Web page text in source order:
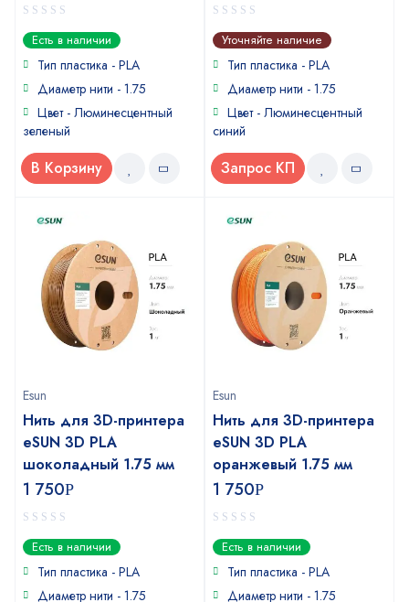
0
out
of
Есть в наличии
Тип пластика - PLA
Диаметр нити - 1.75
Цвет - Люминесцентный
зеленый
В Корзину
0
out
of
Уточняйте наличие
Тип пластика - PLA
Диаметр нити - 1.75
Цвет - Люминесцентный
синий
Запрос КП
Esun
Нить для 3D-принтера
eSUN 3D PLA
шоколадный 1.75 мм
1 750Р
0
out
of
Есть в наличии
Тип пластика - PLA
Диаметр нити - 1.75
Esun
Нить для 3D-принтера
eSUN 3D PLA
оранжевый 1.75 мм
1 750Р
0
out
of
Есть в наличии
Тип пластика - PLA
Диаметр нити - 1.75